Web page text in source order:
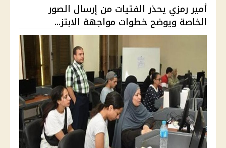
أمير رمزي يحذر الفتيات من إرسال الصور
الخاصة ويوضح خطوات مواجهة الابتز...